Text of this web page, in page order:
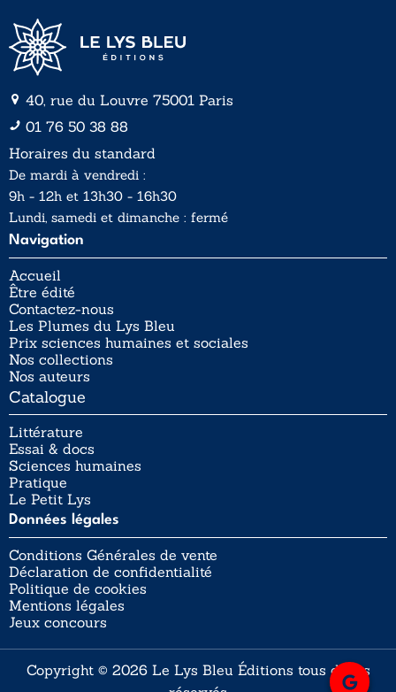
40, rue du Louvre 75001 Paris
01 76 50 38 88
Horaires du standard
De mardi à vendredi :
9h - 12h et 13h30 - 16h30
Lundi, samedi et dimanche : fermé
Navigation
Accueil
Être édité
Contactez-nous
Les Plumes du Lys Bleu
Prix sciences humaines et sociales
Nos collections
Nos auteurs
Catalogue
Littérature
Essai & docs
Sciences humaines
Pratique
Le Petit Lys
Données légales
Conditions Générales de vente
Déclaration de confidentialité
Politique de cookies
Mentions légales
Jeux concours
Copyright © 2026 Le Lys Bleu Éditions tous droits